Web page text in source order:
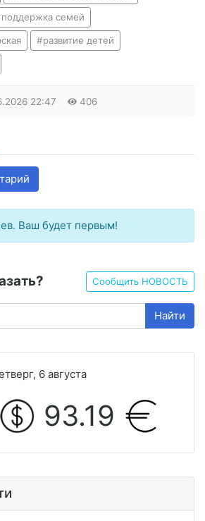
поддержка семей
развитие детей
22:47 406
Ваш будет первым!
Сообщить НОВОСТЬ
Найти
6 августа
93.19